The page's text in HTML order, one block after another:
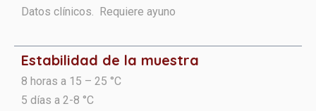
Datos clínicos. Requiere ayuno
Estabilidad de la muestra
8 horas a 15 – 25 °C
5 días a 2-8 °C